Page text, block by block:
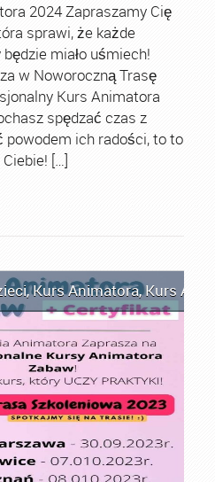
2024 Zapraszamy Cię
sprawi, że każde
miało uśmiech!
w Noworoczną Trasę
Kurs Animatora
spędzać czas z
powodem ich radości, to to
[…]
,Kurs Animatora,Kurs